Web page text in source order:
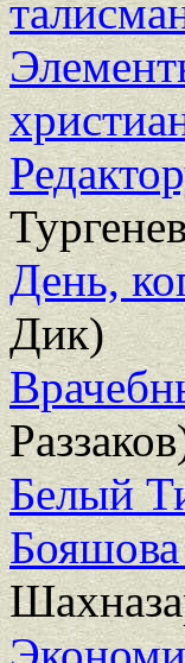
День,
Дик)
Белый